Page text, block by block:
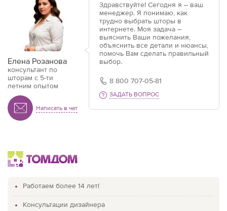
Елена Розанова
консультант по
шторам с 5-ти
летним опытом
Написать в чат
Здравствуйте! Сегодня я – ваш
менеджер. Я понимаю, как
трудно выбрать шторы в
интернете. Моя задача –
выяснить Ваши пожелания,
объяснить все детали и нюансы,
помочь Вам сделать правильный
выбор.
8 800 707-05-81
ЗАДАТЬ ВОПРОС
Работаем более 14 лет!
Консультации дизайнера